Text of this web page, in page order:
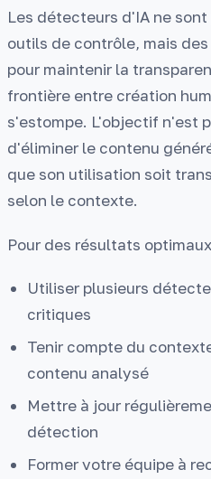
Les détecteurs d'IA ne
outils de contrôle, mais
pour maintenir la
frontière entre création
s'estompe. L'objectif n'est
d'éliminer le contenu
que son utilisation soit
selon le contexte.
Pour des résultats
Utiliser plusieurs
critiques
Tenir compte du
contenu analysé
Mettre à jour
détection
Former votre équipe à